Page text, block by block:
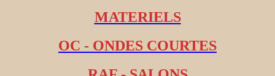
MATERIELS
OC - ONDES COURTES